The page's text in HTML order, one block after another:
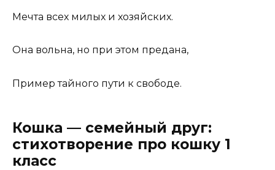
Мечта всех милых и хозяйских.
Она вольна, но при этом предана,
Пример тайного пути к свободе.
Кошка — семейный друг:
стихотворение про кошку 1
класс